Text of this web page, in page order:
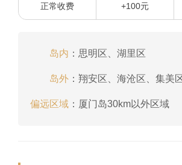
正常收费 +100元
岛内 ： 思明区、湖里区
岛外 ： 翔安区、海沧区、集美
偏远区域 ： 厦门岛30km以外区域